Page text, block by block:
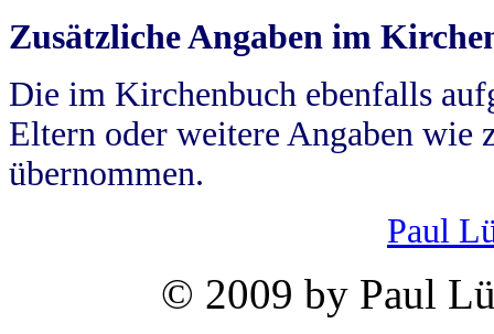
Zusätzliche Angaben im
Die im Kirchenbuch ebenfalls
Eltern oder weitere Angaben wie
übernommen.
Paul
© 2009 by Paul